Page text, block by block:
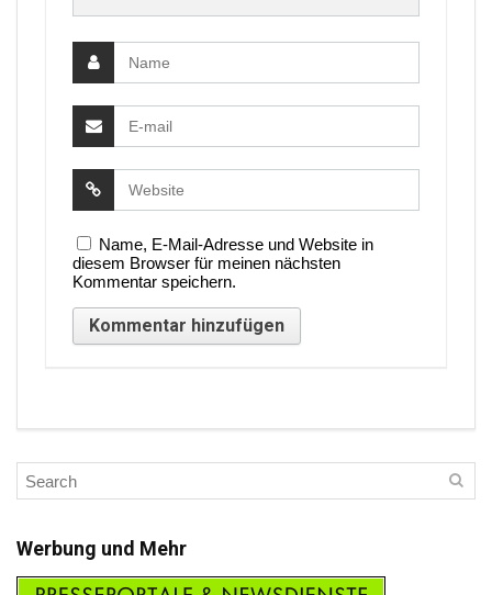
Name, E-Mail-Adresse und Website in
diesem Browser für meinen nächsten
Kommentar speichern.
Werbung und Mehr